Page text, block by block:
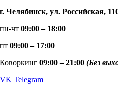
г. Челябинск, ул. Российская,
пн-чт 09:00 – 18:00
пт 09:00 – 17:00
Коворкинг 09:00 – 21:00 (Без
VK Telegram